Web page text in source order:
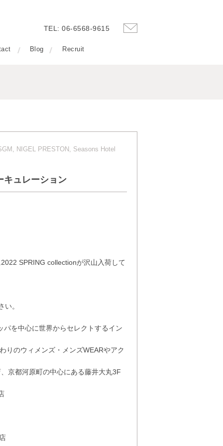
TEL: 06-6568-9615
Blog Recruit
NIGEL PRESTON, Seasons Hotel
キュレーション
SPRING collectionが沢山入荷して
。
パを中心に世界からセレクトするイン
りのウィメンズ・メンズWEARやアク
京都河原町の中心にある藤井大丸3F